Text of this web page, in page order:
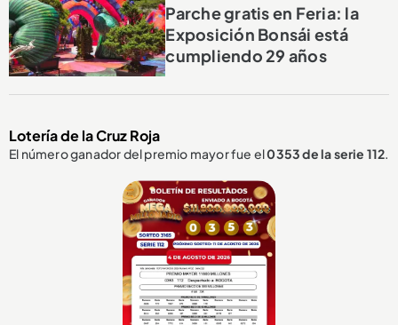
Parche gratis en Feria: la
Exposición Bonsái está
cumpliendo 29 años
Lotería de la Cruz Roja
El número ganador del premio mayor fue el0353de la serie 112.